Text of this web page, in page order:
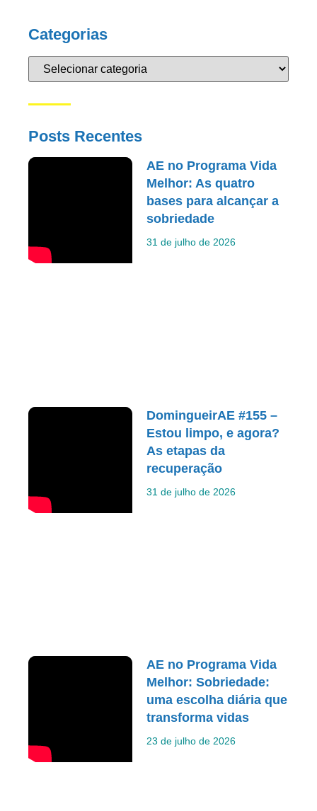
Categorias
Posts Recentes
AE no Programa Vida
Melhor: As quatro
bases para alcançar a
sobriedade
31 de julho de 2026
DomingueirAE #155 –
Estou limpo, e agora?
As etapas da
recuperação
31 de julho de 2026
AE no Programa Vida
Melhor: Sobriedade:
uma escolha diária que
transforma vidas
23 de julho de 2026